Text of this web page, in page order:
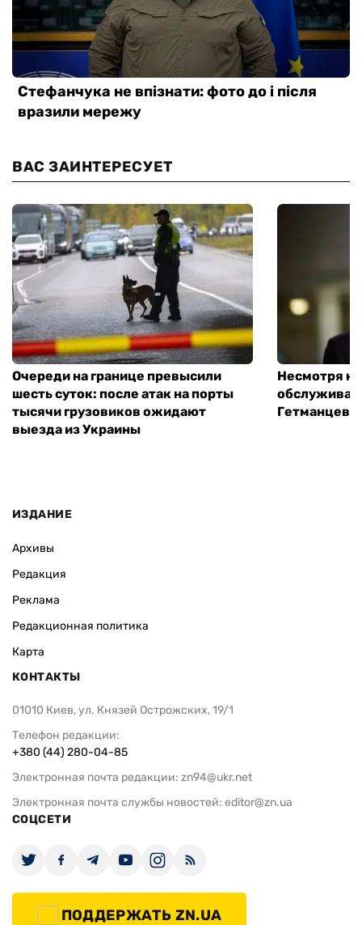
ВАС ЗАИНТЕРЕСУЕТ
Очереди на границе превысили
шесть суток: после атак на порты
тысячи грузовиков ожидают
выезда из Украины
Несмотря на
Гетманцев
ИЗДАНИЕ
Архивы
Редакция
Реклама
Редакционная политика
Карта
КОНТАКТЫ
01010 Киев, ул. Князей Острожских, 19/1
Телефон редакции:
+380 (44) 280-04-85
Электронная почта редакции: zn94@ukr.net
Электронная почта службы новостей: editor@zn.ua
СОЦСЕТИ
ПОДДЕРЖАТЬ ZN.UA